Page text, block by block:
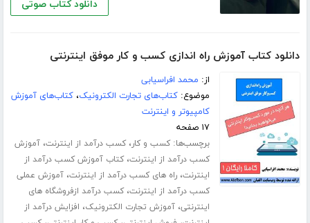
دانلود کتاب صوتی
دانلود کتاب آموزش راه اندازی کسب و کار موفق اینترنتی
از: محمد افراسیابی
موضوع:کتاب‌های تجارت الکترونیک،کتاب‌های آموزش
کامپیوتر و اینترنت
۱۷ صفحه
برچسب‌ها:کسب و کار،کسب درآمد از اینترنت،آموزش
کسب درآمد از اینترنت،کتاب آموزش کسب درآمد از
اینترنت،راه های کسب درآمد از اینترنت،آموزش عملی
کسب درآمد از اینترنت،کسب درآمد ازفروشگاه های
اینترنتی،آموزش تجارت الکترونیک، افزایش درآمد از